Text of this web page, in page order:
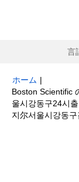
言
ホーム |
Boston Scientific
울시강동구24시
지尔서울시강동